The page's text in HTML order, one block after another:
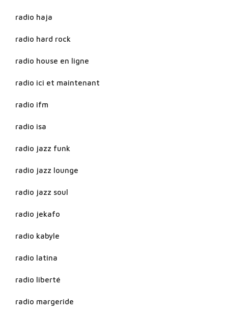
radio haja
radio hard rock
radio house en ligne
radio ici et maintenant
radio ifm
radio isa
radio jazz funk
radio jazz lounge
radio jazz soul
radio jekafo
radio kabyle
radio latina
radio liberté
radio margeride